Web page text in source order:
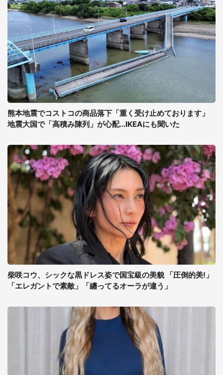
熊本地震でコストコの商品落下「重く受け止めております」
地震大国で「高積み陳列」が心配...IKEAにも聞いた
柴咲コウ、シックな黒ドレス姿で国宝級の美貌 「圧倒的美!」
「エレガントで素敵」「纏ってるオーラが違う」